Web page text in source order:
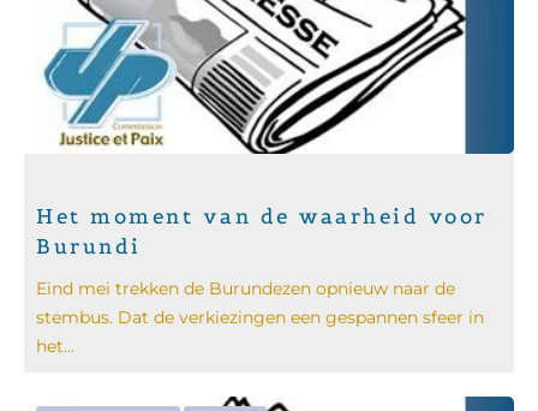
Het moment van de waarheid voor
Burundi
Eind mei trekken de Burundezen opnieuw naar de
stembus. Dat de verkiezingen een gespannen sfeer in
het...